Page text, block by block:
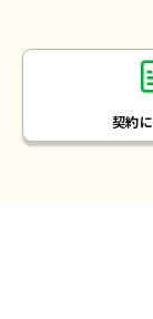
契約に